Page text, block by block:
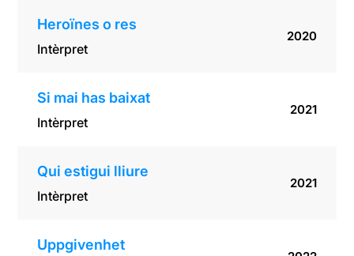
Heroïnes o res
Intèrpret
2020
Si mai has baixat
Intèrpret
2021
Qui estigui lliure
Intèrpret
2021
Uppgivenhet